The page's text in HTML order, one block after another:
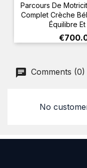
Parcours De
Complet Crèche
Équilibre Et
Price
Comments (0)
No